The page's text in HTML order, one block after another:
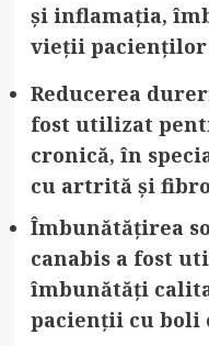
și inflamația,
vieții pacienților
Reducerea
fost utilizat
cronică, în
cu artrită și
Îmbunătățirea
canabis a fost
îmbunătăți
pacienții cu boli